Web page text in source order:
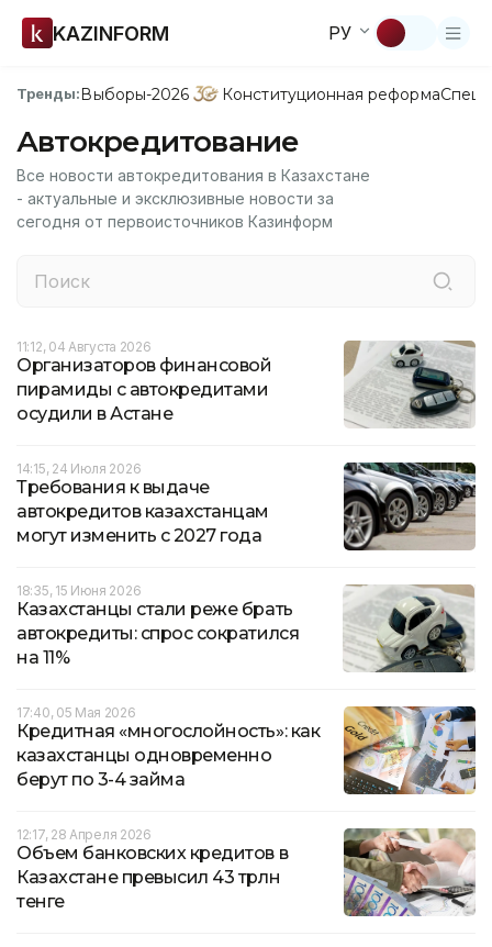
KAZINFORM РУ
Тренды:Выборы-2026 Конституционная реформа
Автокредитование
Все новости автокредитования в Казахстане
- актуальные и эксклюзивные новости за
сегодня от первоисточников Казинформ
11:12, 04 Августа 2026
Организаторов финансовой
пирамиды с автокредитами
осудили в Астане
14:15, 24 Июля 2026
Требования к выдаче
автокредитов казахстанцам
могут изменить с 2027 года
18:35, 15 Июня 2026
Казахстанцы стали реже брать
автокредиты: спрос сократился
на 11%
17:40, 05 Мая 2026
Кредитная «многослойность»: как
казахстанцы одновременно
берут по 3-4 займа
12:17, 28 Апреля 2026
Объем банковских кредитов в
Казахстане превысил 43 трлн
тенге